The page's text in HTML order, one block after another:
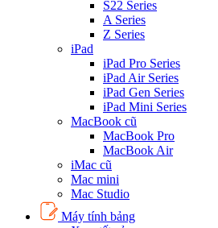
S22 Series
A Series
Z Series
iPad
iPad Pro Series
iPad Air Series
iPad Gen Series
iPad Mini Series
MacBook cũ
MacBook Pro
MacBook Air
iMac cũ
Mac mini
Mac Studio
Máy tính bảng